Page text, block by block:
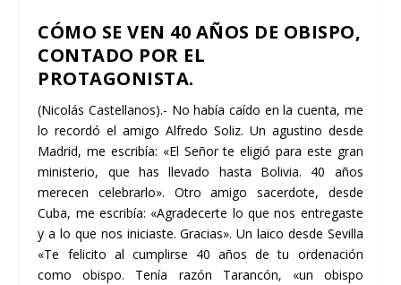
CÓMO SE VEN 40 AÑOS DE OBISPO,
CONTADO POR EL
PROTAGONISTA.
(Nicolás Castellanos).- No había caído en la cuenta, me
lo recordó el amigo Alfredo Soliz. Un agustino desde
Madrid, me escribía: «El Señor te eligió para este gran
ministerio, que has llevado hasta Bolivia. 40 años
merecen celebrarlo». Otro amigo sacerdote, desde
Cuba, me escribía: «Agradecerte lo que nos entregaste
y a lo que nos iniciaste. Gracias». Un laico desde Sevilla
«Te felicito al cumplirse 40 años de tu ordenación
como obispo. Tenía razón Tarancón, «un obispo